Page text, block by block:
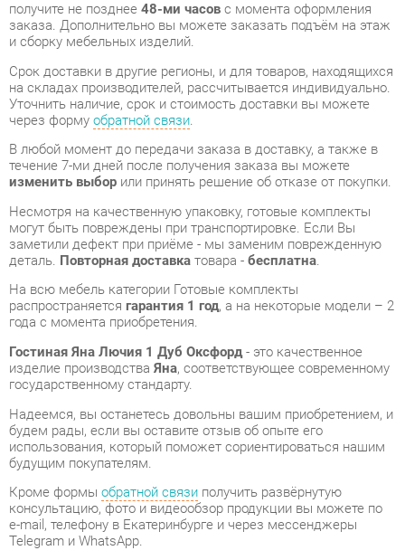
Срок доставки в другие регионы, и для товаров, находящихся
на складах производителей, рассчитывается индивидуально.
Уточнить наличие, срок и стоимость доставки вы можете
В любой момент до передачи заказа в доставку, а также в
течение 7-ми дней после получения заказа вы можете
изменить выборили принять решение об отказе от покупки.
Несмотря на качественную упаковку, готовые комплекты
могут быть повреждены при транспортировке. Если Вы
заметили дефект при приёме - мы заменим поврежденную
деталь.Повторная доставка товара -бесплатна.
На всю мебель категории Готовые комплекты
распространяетсягарантия 1 год, а на некоторые модели – 2
года с момента приобретения.
изделие производстваЯна, соответствующее современному
государственному стандарту.
будем рады, если вы оставите отзыв об опыте его
использования, который поможет сориентироваться нашим
будущим покупателям.
Кроме формы обратной связиполучить развёрнутую
консультацию, фото и видеообзор продукции вы можете по
e-mail, телефону в Екатеринбурге и через мессенджеры
Telegram и WhatsApp.
Готовые комплекты также можно сравнить между собой в
нашем шоу-руме и купить Гостиная Яна Лючия 1 Дуб
Оксфорд, самостоятельно забрав его с нашего центрального
склада в г. Екатеринбург. Полный список адресов и
магазинов смотрите на странице